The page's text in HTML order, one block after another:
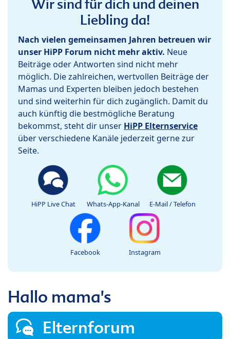
Wir sind für dich und deinen
Liebling da!
Nach vielen gemeinsamen Jahren betreuen wir
unser HiPP Forum nicht mehr aktiv. Neue
Beiträge oder Antworten sind nicht mehr
möglich. Die zahlreichen, wertvollen Beiträge der
Mamas und Experten bleiben jedoch bestehen
und sind weiterhin für dich zugänglich. Damit du
auch künftig die bestmögliche Beratung
bekommst, steht dir unser HiPP Elternservice
über verschiedene Kanäle jederzeit gerne zur
Seite.
HiPP Live Chat Whats-App-Kanal E-Mail / Telefon
Facebook Instagram
Hallo mama's
Elternforum